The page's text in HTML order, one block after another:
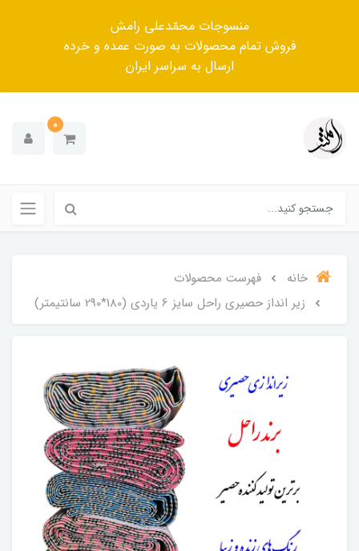
منسوجات محمّدعلی رامش
فروش تمام محصولات به صورت عمده و خرده
ارسال به سراسر ایران
0
خانه
فهرست محصولات
زیر انداز حصیری راحل سایز 6 یاردی (180*290 سانتیمتر)